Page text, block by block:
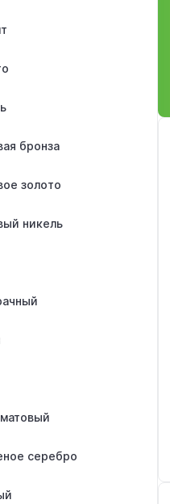
бронза
золото
никель
серебро